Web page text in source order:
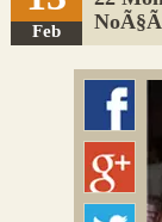
Adicionar Blog
Colmeia Exchange
Feb